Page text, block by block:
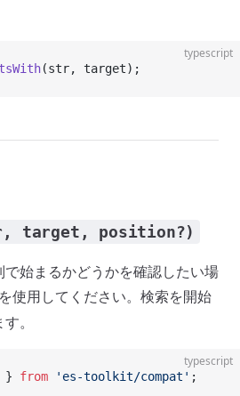
typescript
(str, target);
target, position?)
始まるかどうかを確認したい場
を使用してください。検索を開始
。
typescript
} from 'es-toolkit/compat' ;